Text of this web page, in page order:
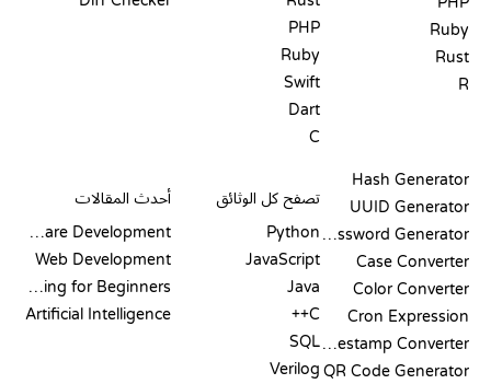
Ruby
Rust
R
PHP
Ruby
Swift
Dart
C
Hash Generator
UUID Generator
Password Generator
Case Converter
Color Converter
Cron Expression
Timestamp Converter
QR Code Generator
تصفح كل الوثائق
Python
JavaScript
Java
C++
SQL
Verilog
أحدث المقالات
Software Development
Web Development
Coding for Beginners
Artificial Intelligence